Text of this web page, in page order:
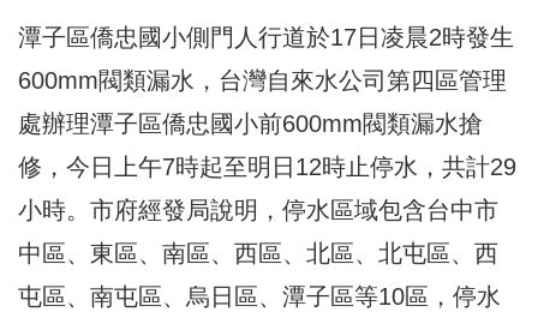
潭子區僑忠國小側門人行道於17日凌晨2時發生
600mm閥類漏水，台灣自來水公司第四區管理
處辦理潭子區僑忠國小前600mm閥類漏水搶
修，今日上午7時起至明日12時止停水，共計29
小時。市府經發局說明，停水區域包含台中市
中區、東區、南區、西區、北區、北屯區、西
屯區、南屯區、烏日區、潭子區等10區，停水